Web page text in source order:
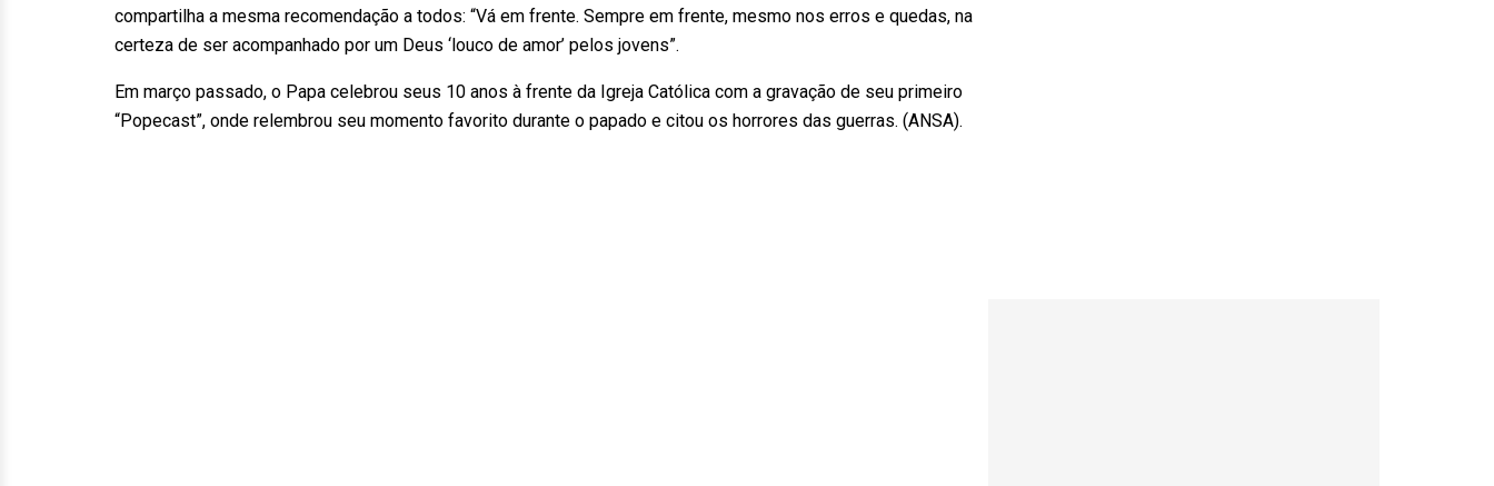
compartilha a mesma recomendação a todos: “Vá em frente. Sempre em frente, mesmo nos erros e quedas, na
certeza de ser acompanhado por um Deus ‘louco de amor’ pelos jovens”.
Em março passado, o Papa celebrou seus 10 anos à frente da Igreja Católica com a gravação de seu primeiro
“Popecast”, onde relembrou seu momento favorito durante o papado e citou os horrores das guerras. (ANSA).